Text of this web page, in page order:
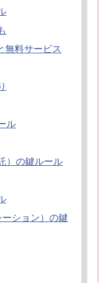
料サービス
ル
）の鍵ルール
ーション）の鍵